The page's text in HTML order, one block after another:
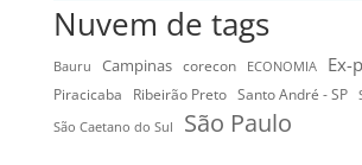
Nuvem de tags
Bauru Campinas corecon ECONOMIA Ex-
Piracicaba Ribeirão Preto Santo André - SP
São Caetano do Sul
São Paulo